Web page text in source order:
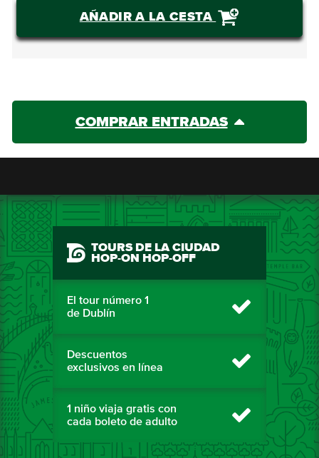
AÑADIR A LA CESTA
COMPRAR ENTRADAS
TOURS DE LA CIUDAD
HOP-ON HOP-OFF
El tour número 1
de Dublín
Descuentos
exclusivos en línea
1 niño viaja gratis con
cada boleto de adulto